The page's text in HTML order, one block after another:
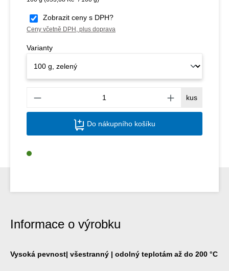
Zobrazit ceny s DPH?
Ceny včetně DPH, plus doprava
Varianty
kus
Do nákupního košíku
Informace o výrobku
Vysoká pevnost| všestranný | odolný teplotám až do 200 °C